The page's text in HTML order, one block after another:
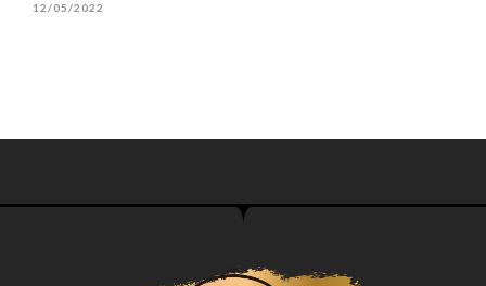
12/05/2022